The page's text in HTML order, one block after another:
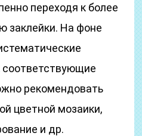
переходя к более
заклейки. На фоне
соответствующие
рекомендовать
цветной мозаики,
и др.